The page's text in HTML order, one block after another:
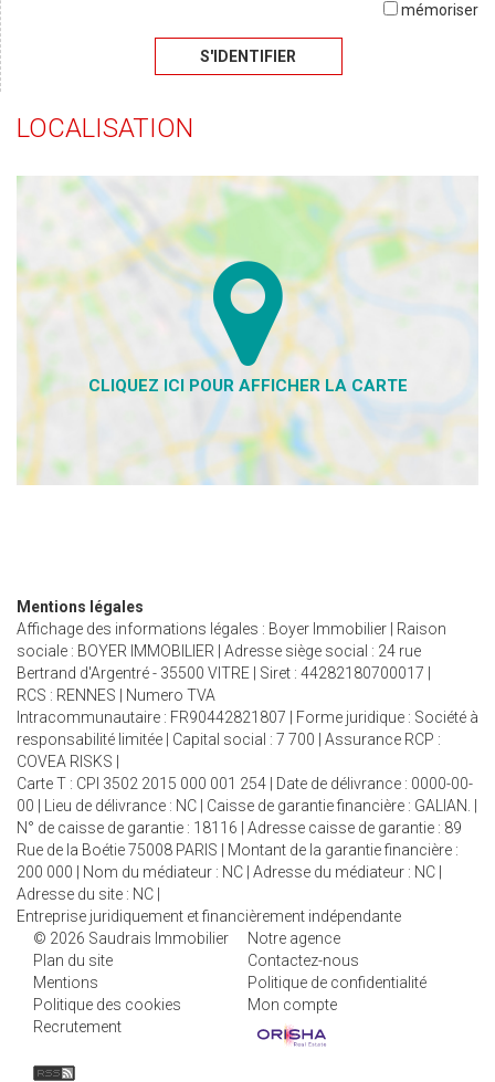
mémoriser
S'IDENTIFIER
LOCALISATION
Mentions légales
Affichage des informations légales : Boyer Immobilier | Raison
sociale : BOYER IMMOBILIER | Adresse siège social : 24 rue
Bertrand d'Argentré - 35500 VITRE | Siret : 44282180700017 |
RCS : RENNES | Numero TVA
Intracommunautaire : FR90442821807 | Forme juridique : Société à
responsabilité limitée | Capital social : 7 700 | Assurance RCP :
COVEA RISKS |
Carte T : CPI 3502 2015 000 001 254 | Date de délivrance : 0000-00-
00 | Lieu de délivrance : NC | Caisse de garantie financière : GALIAN. |
N° de caisse de garantie : 18116 | Adresse caisse de garantie : 89
Rue de la Boétie 75008 PARIS | Montant de la garantie financière :
200 000 | Nom du médiateur : NC | Adresse du médiateur : NC |
Adresse du site : NC |
Entreprise juridiquement et financièrement indépendante
© 2026 Saudrais Immobilier
Notre agence
Plan du site
Contactez-nous
Mentions
Politique de confidentialité
Politique des cookies
Mon compte
Recrutement